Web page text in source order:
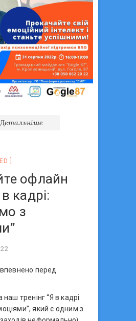
Детальніше
офлайн
кадрі:
з
перед
тренінг “Я в кадрі:
який є одним з